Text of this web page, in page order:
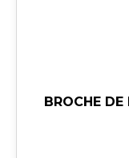
BROCHE DE